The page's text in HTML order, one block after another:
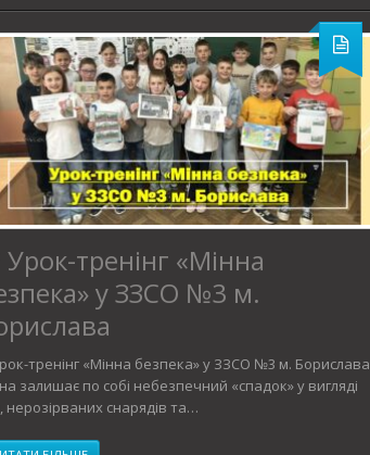
тренінг «Мінна
у ЗЗСО №3 м.
тренінг «Мінна безпека» у ЗЗСО №3 м. Борислава
залишає по собі небезпечний «спадок» у вигляді
нерозірваних снарядів та…